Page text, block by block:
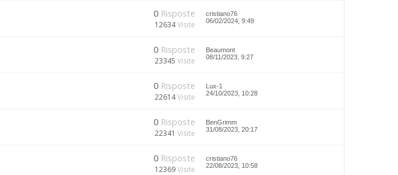
0 Risposte
12634Visite
cristiano76
06/02/2024, 9:49
0 Risposte
23345 Visite
Beaumont
08/11/2023, 9:27
0 Risposte
22614Visite
Lux-1
24/10/2023, 10:28
0 Risposte
22341 Visite
BenGrimm
31/08/2023, 20:17
0 Risposte
12369Visite
cristiano76
22/08/2023, 10:58